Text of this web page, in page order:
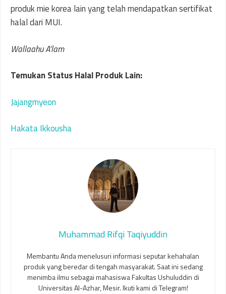
produk mie korea lain yang telah mendapatkan sertifikat
halal dari MUI.
Wallaahu A’lam
Temukan Status Halal Produk Lain:
Jajangmyeon
Hakata Ikkousha
Muhammad Rifqi Taqiyuddin
Membantu Anda menelusuri informasi seputar kehahalan
produk yang beredar di tengah masyarakat. Saat ini sedang
menimba ilmu sebagai mahasiswa Fakultas Ushuluddin di
Universitas Al-Azhar, Mesir. Ikuti kami di Telegram!